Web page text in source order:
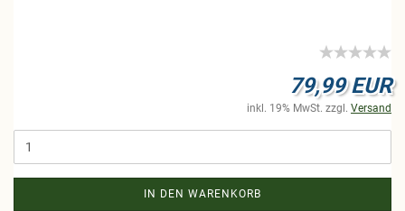
79,99 EUR
inkl. 19% MwSt. zzgl. Versand
IN DEN WARENKORB